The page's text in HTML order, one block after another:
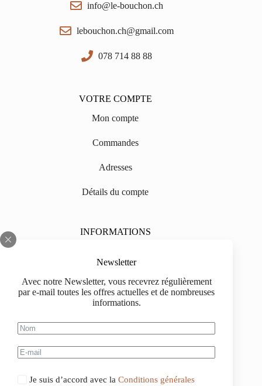
Newsletter
Avec notre Newsletter, vous recevrez régulièrement
par e-mail toutes les offres actuelles et de nombreuses
informations.
Je suis d’accord avec la Conditions générales
info@le-bouchon.ch
lebouchon.ch@gmail.com
078 714 88 88
VOTRE COMPTE
Mon compte
Commandes
Adresses
Détails du compte
INFORMATIONS
Livraison
Informations d'achat
Information de paiement